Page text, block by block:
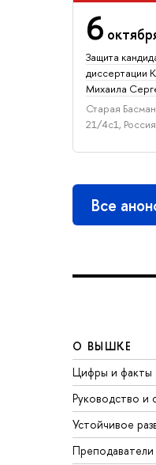
6
Защита
диссертации
Михаила
Старая
21/4с1,
Все
О ВЫШКЕ
Цифры и факты
Руководство и
Устойчивое